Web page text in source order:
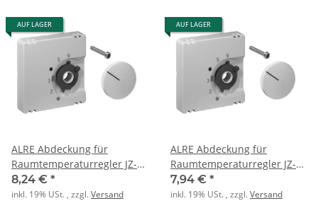
AUF LAGER
ALRE Abdeckung für
Raumtemperaturregler JZ-
001.101 55x55mm matt
reinweiss
8,24 € *
inkl. 19% USt. , zzgl.Versand
AUF LAGER
ALRE Abdeckung für
Raumtemperaturregler JZ-
001.110 55x55mm glanz
perlweiss
7,94 € *
inkl. 19% USt. , zzgl.Versand